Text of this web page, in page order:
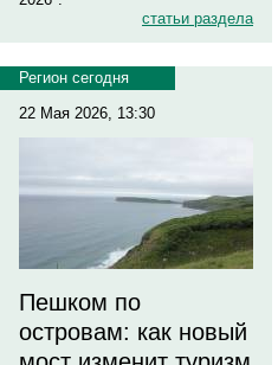
статьи раздела
Регион сегодня
22 Мая 2026, 13:30
Пешком по
островам: как новый